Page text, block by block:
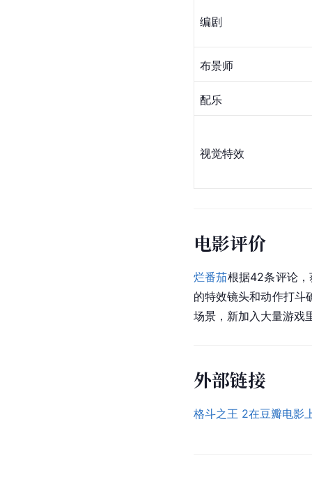
编剧
布景师
配乐
视觉特效
电影评价
烂番茄根据42条评论
的特效镜头和动作打斗
场景，新加入大量游戏
外部链接
格斗之王 2在豆瓣电影